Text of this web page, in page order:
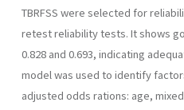
TBRFSS were selected for
retest reliability tests. It shows
0.828 and 0.693, indicating
model was used to identify
adjusted odds rations: age,